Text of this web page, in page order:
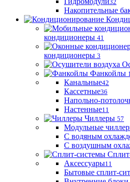
32
Накопительные
кондиционеры 41
кондиционеры 3
Фанкойлы
Канальные42
Кассетные36
Напольно-
Настенные11
Чиллеры 57
Модульные
С водяным
С воздушным
Аксессуары11
Бытовые сплит-